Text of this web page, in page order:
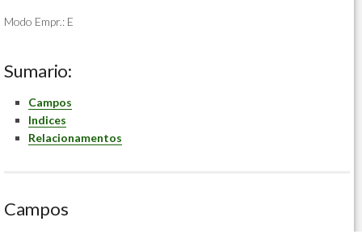
Modo Empr.: E
Sumario:
Campos
Indices
Relacionamentos
Campos